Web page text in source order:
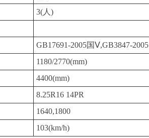
3(人)
GB17691-2005国Ⅴ,GB3847-2005
1180/2770(mm)
4400(mm)
8.25R16 14PR
1640,1800
103(km/h)